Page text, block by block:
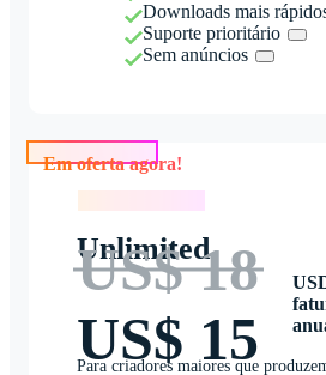
Downloads mais
Suporte prioritário
Sem anúncios
Unlimited
US$ 18
US$ 15
Para criadores maiores que